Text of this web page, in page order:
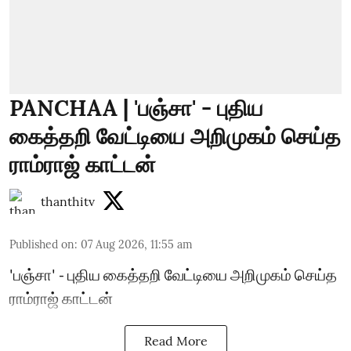
PANCHAA | 'பஞ்சா' - புதிய
கைத்தறி வேட்டியை அறிமுகம் செய்த
ராம்ராஜ் காட்டன்
thanthitv
Published on: 07 Aug 2026, 11:55 am
'பஞ்சா' - புதிய கைத்தறி வேட்டியை அறிமுகம் செய்த
ராம்ராஜ் காட்டன்
Read More